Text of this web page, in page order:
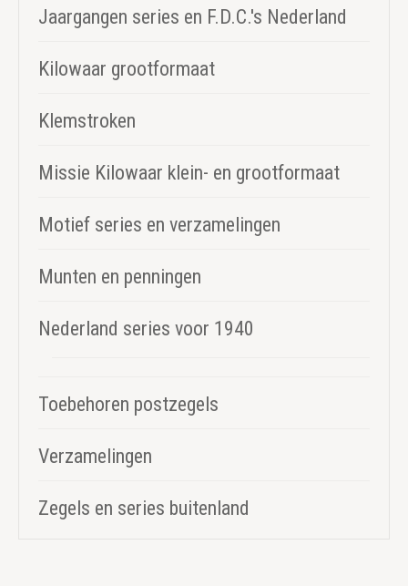
Jaargangen series en F.D.C.'s Nederland
Kilowaar grootformaat
Klemstroken
Missie Kilowaar klein- en grootformaat
Motief series en verzamelingen
Munten en penningen
Nederland series voor 1940
Toebehoren postzegels
Verzamelingen
Zegels en series buitenland